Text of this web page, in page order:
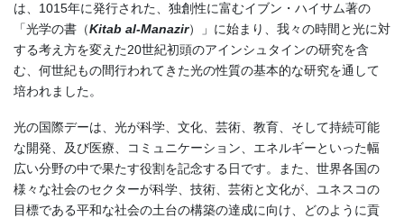
は、1015年に発行された、独創性に富むイブン・ハイサム著の
「光学の書（Kitab al-Manazir）」に始まり、我々の時間と光に対
する考え方を変えた20世紀初頭のアインシュタインの研究を含
む、何世紀もの間行われてきた光の性質の基本的な研究を通して
培われました。
光の国際デーは、光が科学、文化、芸術、教育、そして持続可能
な開発、及び医療、コミュニケーション、エネルギーといった幅
広い分野の中で果たす役割を記念する日です。また、世界各国の
様々な社会のセクターが科学、技術、芸術と文化が、ユネスコの
目標である平和な社会の土台の構築の達成に向け、どのように貢